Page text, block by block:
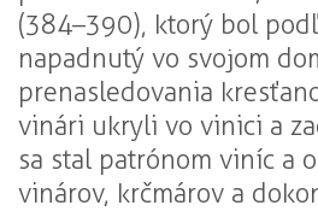
(384–390), ktorý bol
napadnutý vo svojom
prenasledovania
vinári ukryli vo vinici a
sa stal patrónom viníc a
vinárov, krčmárov a